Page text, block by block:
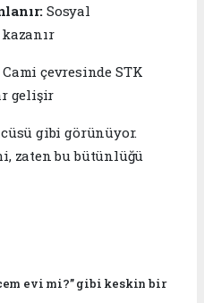
Sosyal
Cami çevresinde STK
gelişir
gibi görünüyor.
zaten bu bütünlüğü
evi mi?” gibi keskin bir